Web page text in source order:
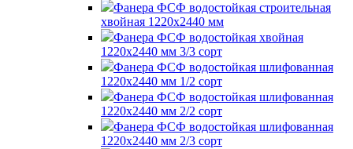
Фанера ФСФ водостойкая строительная
хвойная 1220х2440 мм
Фанера ФСФ водостойкая хвойная
1220х2440 мм 3/3 сорт
Фанера ФСФ водостойкая шлифованная
1220х2440 мм 1/2 сорт
Фанера ФСФ водостойкая шлифованная
1220х2440 мм 2/2 сорт
Фанера ФСФ водостойкая шлифованная
1220х2440 мм 2/3 сорт